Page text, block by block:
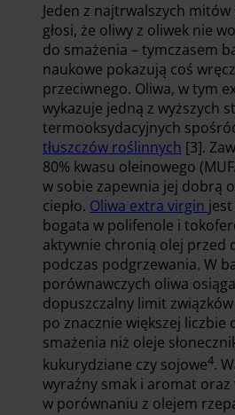
Jeden z najtrwalszych
głosi, że oliwy z oliwek nie
do smażenia – tymczasem
naukowe pokazują coś wręcz
przeciwnego. Oliwa, w tym
wykazuje jedną z wyższych
termooksydacyjnych
tłuszczów roślinnych [3].
80% kwasu oleinowego
w sobie zapewnia jej dobrą
ciepło. Oliwa extra virgin
bogata w polifenole i
aktywnie chronią olej przed
podczas podgrzewania. W
porównawczych oliwa
dopuszczalny limit
po znacznie większej liczbie
smażenia niż oleje
kukurydziane czy sojowe4.
wyraźny smak i aromat oraz
w porównaniu z olejem